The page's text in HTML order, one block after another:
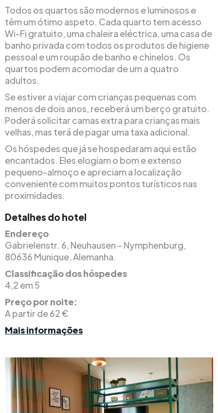
Todos os quartos são modernos e luminosos e
têm um ótimo aspeto. Cada quarto tem acesso
Wi-Fi gratuito, uma chaleira eléctrica, uma casa de
banho privada com todos os produtos de higiene
pessoal e um roupão de banho e chinelos. Os
quartos podem acomodar de um a quatro
adultos.
Se estiver a viajar com crianças pequenas com
menos de dois anos, receberá um berço gratuito.
Poderá solicitar camas extra para crianças mais
velhas, mas terá de pagar uma taxa adicional.
Os hóspedes que já se hospedaram aqui estão
encantados. Eles elogiam o bom e extenso
pequeno-almoço e apreciam a localização
conveniente com muitos pontos turísticos nas
proximidades.
Detalhes do hotel
Endereço
Gabrielenstr. 6, Neuhausen – Nymphenburg,
80636 Munique, Alemanha.
Classificação dos hóspedes
4,2 em 5
Preço por noite:
A partir de 62 €
Mais informações